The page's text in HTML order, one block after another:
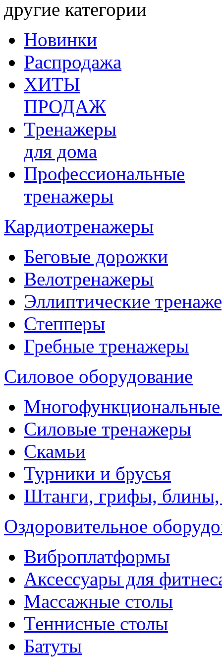
другие категории
Новинки
Распродажа
ХИТЫ
ПРОДАЖ
Тренажеры
для дома
Профессиональные
тренажеры
Кардиотренажеры
Беговые дорожки
Велотренажеры
Эллиптические
Степперы
Гребные тренажеры
Силовое оборудование
Силовые тренажеры
Скамьи
Турники и брусья
Штанги, грифы, блины,
Оздоровительное
Виброплатформы
Аксессуары для
Массажные столы
Теннисные столы
Батуты